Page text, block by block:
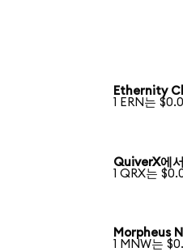
Ethernity
1 ERN는
QuiverX에
1 QRX는
Morpheus
1 MNW는